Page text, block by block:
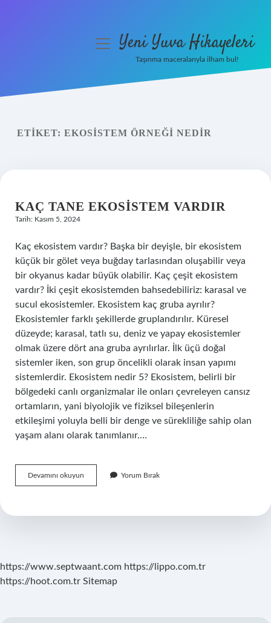
Yasal Uyarı
menüyüYeni Yuva Hikayeleri
Taşınma maceralarıyla ilham bul!
ETIKET: EKOSISTEM ÖRNEĞI NEDIR
KAÇ TANE EKOSISTEM VARDIR
Tarih: Kasım 5, 2024
Kaç ekosistem vardır? Başka bir deyişle, bir ekosistem
küçük bir gölet veya buğday tarlasından oluşabilir veya
bir okyanus kadar büyük olabilir. Kaç çeşit ekosistem
vardır? İki çeşit ekosistemden bahsedebiliriz: karasal ve
sucul ekosistemler. Ekosistem kaç gruba ayrılır?
Ekosistemler farklı şekillerde gruplandırılır. Küresel
düzeyde; karasal, tatlı su, deniz ve yapay ekosistemler
olmak üzere dört ana gruba ayrılırlar. İlk üçü doğal
sistemler iken, son grup öncelikli olarak insan yapımı
sistemlerdir. Ekosistem nedir 5? Ekosistem, belirli bir
bölgedeki canlı organizmalar ile onları çevreleyen cansız
ortamların, yani biyolojik ve fiziksel bileşenlerin
etkileşimi yoluyla belli bir denge ve sürekliliğe sahip olan
yaşam alanı olarak tanımlanır.…
Devamını okuyun
Tane
Yorum Bırak
https://www.septwaant.com https://lippo.com.tr
https://hoot.com.tr Sitemap